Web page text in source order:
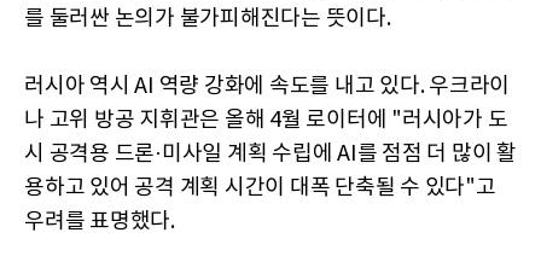
를 둘러싼 논의가 불가피해진다는 뜻이다.
러시아 역시 AI 역량 강화에 속도를 내고 있다. 우크라이
나 고위 방공 지휘관은 올해 4월 로이터에 "러시아가 도
시 공격용 드론·미사일 계획 수립에 AI를 점점 더 많이 활
용하고 있어 공격 계획 시간이 대폭 단축될 수 있다"고
우려를 표명했다.